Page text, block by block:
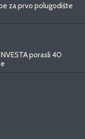
za prvo polugodište
porasli 40